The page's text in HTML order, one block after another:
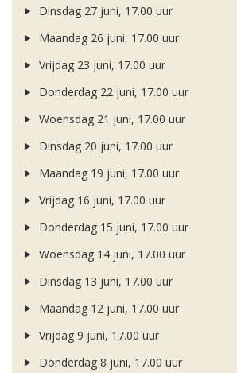
Dinsdag 27 juni, 17.00 uur
Maandag 26 juni, 17.00 uur
Vrijdag 23 juni, 17.00 uur
Donderdag 22 juni, 17.00 uur
Woensdag 21 juni, 17.00 uur
Dinsdag 20 juni, 17.00 uur
Maandag 19 juni, 17.00 uur
Vrijdag 16 juni, 17.00 uur
Donderdag 15 juni, 17.00 uur
Woensdag 14 juni, 17.00 uur
Dinsdag 13 juni, 17.00 uur
Maandag 12 juni, 17.00 uur
Vrijdag 9 juni, 17.00 uur
Donderdag 8 juni, 17.00 uur